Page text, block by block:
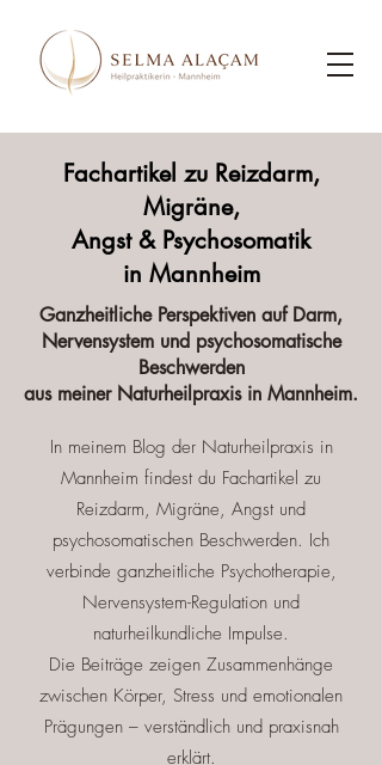
Fachartikel zu Reizdarm,
Migräne,
Angst & Psychosomatik
in Mannheim
Ganzheitliche Perspektiven auf Darm,
Nervensystem und psychosomatische
Beschwerden
aus meiner Naturheilpraxis in Mannheim.
In meinem Blog der Naturheilpraxis in
Mannheim findest du Fachartikel zu
Reizdarm, Migräne, Angst und
psychosomatischen Beschwerden. Ich
verbinde ganzheitliche Psychotherapie,
Nervensystem-Regulation und
naturheilkundliche Impulse.
Die Beiträge zeigen Zusammenhänge
zwischen Körper, Stress und emotionalen
Prägungen – verständlich und praxisnah
erklärt.